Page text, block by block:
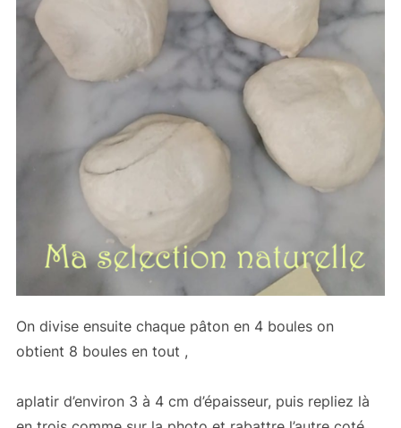
On divise ensuite chaque pâton en 4 boules on
obtient 8 boules en tout ,
aplatir d’environ 3 à 4 cm d’épaisseur, puis repliez là